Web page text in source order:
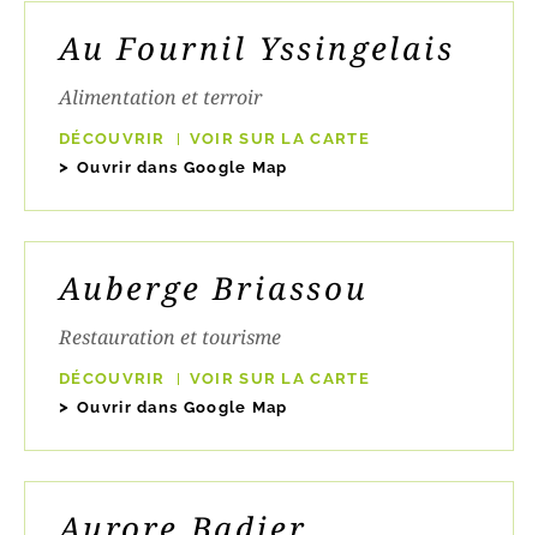
Au Fournil Yssingelais
Alimentation et terroir
DÉCOUVRIR
VOIR SUR LA CARTE
Ouvrir dans Google Map
Auberge Briassou
Restauration et tourisme
DÉCOUVRIR
VOIR SUR LA CARTE
Ouvrir dans Google Map